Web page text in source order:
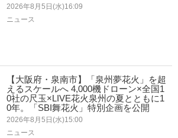
2026年8月5日(水)16:09
ニュース
【大阪府・泉南市】「泉州夢花火」を超
えるスケールへ 4,000機ドローン×全国1
0社の尺玉×LIVE花火泉州の夏とともに1
0年。「SBI舞花火」特別企画を公開
2026年8月5日(水)15:00
ニュース